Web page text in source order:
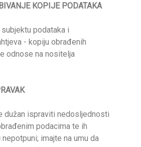
KOPIJE PODATAKA
podataka i
- kopiju obrađenih
odnose na nositelja
dužan ispraviti nedosljednosti
podacima te ih
imajte na umu da